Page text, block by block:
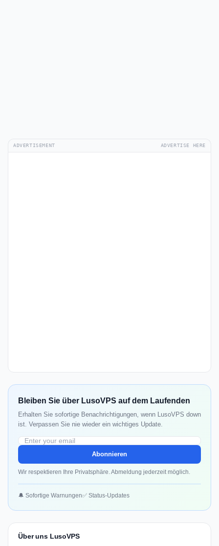
ADVERTISEMENT ADVERTISE HERE
Bleiben Sie über LusoVPS auf dem Laufenden
Erhalten Sie sofortige Benachrichtigungen, wenn LusoVPS down
ist. Verpassen Sie nie wieder ein wichtiges Update.
Abonnieren
Wir respektieren Ihre Privatsphäre. Abmeldung jederzeit möglich.
🔔 Sofortige Warnungen✅ Status-Updates
Über uns LusoVPS